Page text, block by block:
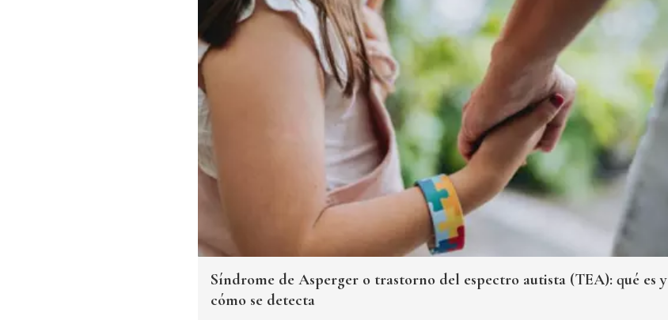
Síndrome de Asperger o trastorno del espectro autista (TEA): qué es y
cómo se detecta